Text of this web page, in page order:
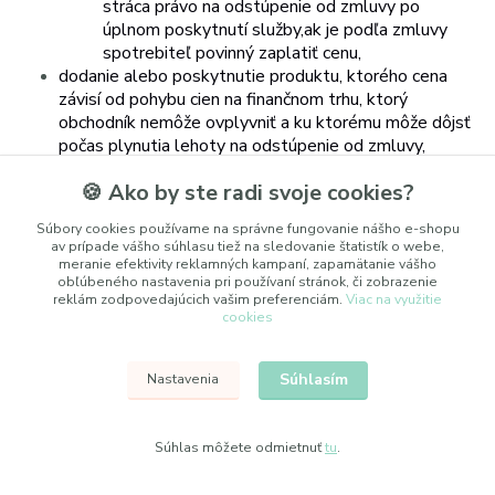
stráca právonaodstúpenie od zmluvy po
úplnomposkytnutíslužby,ak jepodľa zmluvy
spotrebiteľ povinný zaplatiť cenu,
dodanie alebo poskytnutie produktu, ktorého cena
závisí od pohybu ciennafinančnom trhu,ktorý
obchodníknemôžeovplyvniť akuktorémumôže dôjsť
počas plynutia lehoty na odstúpenie od zmluvy,
spotrebiteľa alebo tovaru vyrobeného na mieru,
kvalityaleboskaze,
dodanietovaru uzavretéhovochrannomobale,
nieje vhodné vrátiť z dôvodu ochrany zdravia alebo z
hygienických dôvodov, ak ochranný obal bol po dodaní
byť po dodaní neoddeliteľne zmiešaný s iným tovarom,
dodanie alkoholických nápojov, ktorých cena bola
je možné uskutočniť najskôr po 30 dňoch a ich cena
🍪 Ako by ste radi svoje cookies?
Súbory cookies používame na správne fungovanie nášho e-shopu
av prípade vášho súhlasu tiež na sledovanie štatistík o webe,
meranie efektivity reklamných kampaní, zapamätanie vášho
obľúbeného nastavenia pri používaní stránok, či zobrazenie
reklám zodpovedajúcich vašim preferenciám. Viac na využitie
cookies
Nastavenia Súhlasím
Súhlas môžete odmietnuťtu.